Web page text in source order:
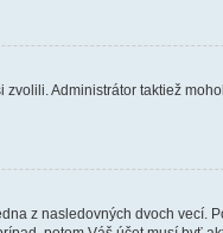
Administrátor taktiež
z nasledovných dvoch vecí.